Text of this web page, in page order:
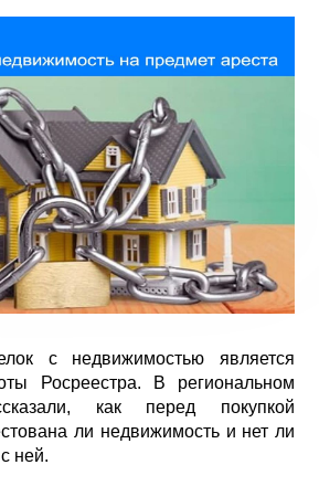
с недвижимостью является
Росреестра. В региональном
как перед покупкой
ли недвижимость и нет ли
ней.